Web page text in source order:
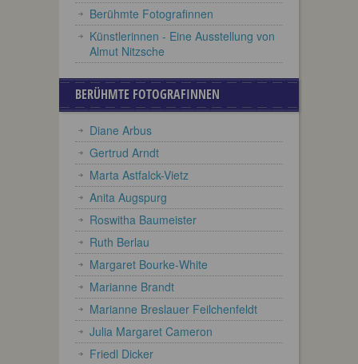
Berühmte Fotografinnen
Künstlerinnen - Eine Ausstellung von
Almut Nitzsche
BERÜHMTE FOTOGRAFINNEN
Diane Arbus
Gertrud Arndt
Marta Astfalck-Vietz
Anita Augspurg
Roswitha Baumeister
Ruth Berlau
Margaret Bourke-White
Marianne Brandt
Marianne Breslauer Feilchenfeldt
Julia Margaret Cameron
Friedl Dicker